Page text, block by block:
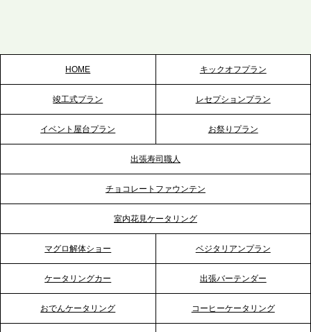
2026.5.20
プレスリリースのご案内｜ケータリングのセカンド
2026.5.12
プレスリリースのご案内｜ケータリングのセカンド
2026.4.21
プレスリリースのご案内｜「温かな食」が会話のス
イッチに。新入社員研修で《食体験としてのケータ
HOME キックオフプラン
竣工式プラン レセプションプラン
イベント屋台プラン お祭りプラン
出張寿司職人
チョコレートファウンテン
室内花見ケータリング
マグロ解体ショー ベジタリアンプラン
ケータリングカー 出張バーテンダー
おでんケータリング コーヒーケータリング